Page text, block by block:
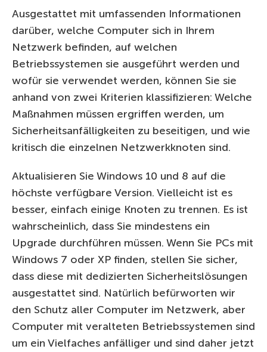
Ausgestattet mit umfassenden Informationen
darüber, welche Computer sich in Ihrem
Netzwerk befinden, auf welchen
Betriebssystemen sie ausgeführt werden und
wofür sie verwendet werden, können Sie sie
anhand von zwei Kriterien klassifizieren: Welche
Maßnahmen müssen ergriffen werden, um
Sicherheitsanfälligkeiten zu beseitigen, und wie
kritisch die einzelnen Netzwerkknoten sind.
Aktualisieren Sie Windows 10 und 8 auf die
höchste verfügbare Version. Vielleicht ist es
besser, einfach einige Knoten zu trennen. Es ist
wahrscheinlich, dass Sie mindestens ein
Upgrade durchführen müssen. Wenn Sie PCs mit
Windows 7 oder XP finden, stellen Sie sicher,
dass diese mit dedizierten Sicherheitslösungen
ausgestattet sind. Natürlich befürworten wir
den Schutz aller Computer im Netzwerk, aber
Computer mit veralteten Betriebssystemen sind
um ein Vielfaches anfälliger und sind daher jetzt